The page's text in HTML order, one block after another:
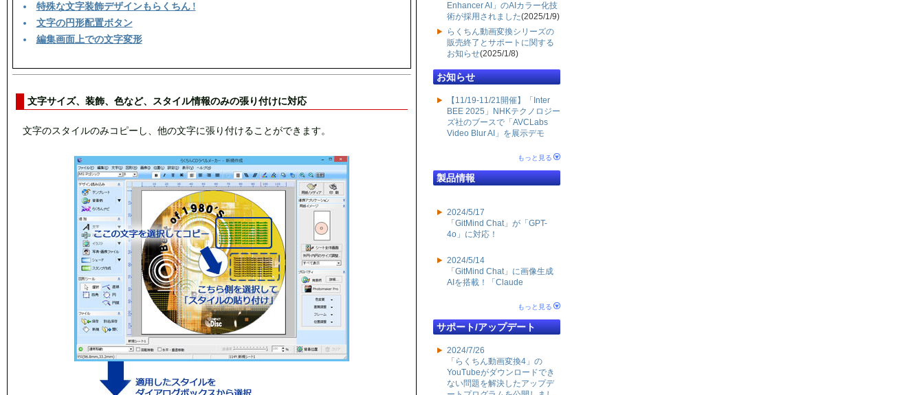
Enhancer AI」のAIカラー化技
術が採用されました(2025/1/9)
らくちん動画変換シリーズの
販売終了とサポートに関する
お知らせ(2025/1/8)
お知らせ
【11/19-11/21開催】「Inter
BEE 2025」NHKテクノロジー
ズ社のブースで「AVCLabs
Video Blur AI」を展示デモ
もっと見る
製品情報
2024/5/17
「GitMind Chat」が「GPT-
4o」に対応！
2024/5/14
「GitMind Chat」に画像生成
AIを搭載！「Claude
もっと見る
サポート/アップデート
2024/7/26
「らくちん動画変換4」の
YouTubeがダウンロードでき
ない問題を解決したアップデ
特殊な文字装飾デザインもらくちん !
文字の円形配置ボタン
編集画面上での文字変形
文字サイズ、装飾、色など、スタイル情報のみの張り付けに対応
文字のスタイルのみコピーし、他の文字に張り付けることができます。